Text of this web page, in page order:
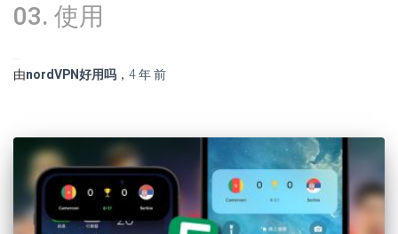
03. 使用
由nordVPN好用吗 ， 4 年前